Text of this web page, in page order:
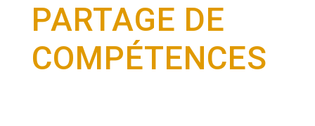
PARTAGE DE
COMPÉTENCES